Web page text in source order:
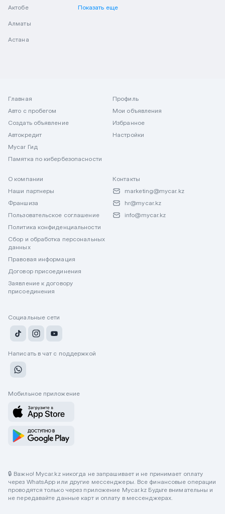
Актобе
Алматы
Астана
Показать еще
Главная
Авто с пробегом
Создать объявление
Автокредит
Mycar Гид
Памятка по кибербезопасности
Профиль
Мои объявления
Избранное
Настройки
О компании
Наши партнеры
Франшиза
Пользовательское соглашение
Политика конфиденциальности
Сбор и обработка персональных
данных
Правовая информация
Договор присоединения
Заявление к договору
присоединения
Контакты
marketing@mycar.kz
hr@mycar.kz
info@mycar.kz
Социальные сети
Написать в чат с поддержкой
Мобильное приложение
🔒 Важно! Mycar.kz никогда не запрашивает и не принимает оплату
через WhatsApp или другие мессенджеры. Все финансовые операции
проводятся только через приложение Mycar.kz Будьте внимательны и
не передавайте данные карт и оплату в мессенджерах.